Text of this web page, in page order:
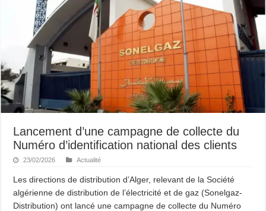
Lancement d’une campagne de collecte du
Numéro d’identification national des clients
23/02/2026 Actualité
Les directions de distribution d’Alger, relevant de la Société
algérienne de distribution de l’électricité et de gaz (Sonelgaz-
Distribution) ont lancé une campagne de collecte du Numéro